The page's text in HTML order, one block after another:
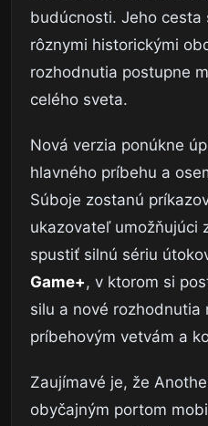
budúcnosti. Jeho cesta
rôznymi historickými
rozhodnutia postupne
celého sveta.
Nová verzia ponúkne
hlavného príbehu a
Súboje zostanú
ukazovateľ umožňujúci
spustiť silnú sériu
Game+ , v ktorom si
silu a nové rozhodnutia
príbehovým vetvám a
Zaujímavé je, že
obyčajným portom